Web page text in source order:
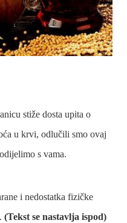
stiže dosta upita o
u krvi, odlučili smo ovaj
s vama.
i nedostatka fizičke
(Tekst se nastavlja ispod)